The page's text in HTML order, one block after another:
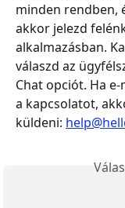
minden rendben,
akkor jelezd
alkalmazásban.
válaszd az
Chat opciót. Ha
a kapcsolatot,
küldeni: